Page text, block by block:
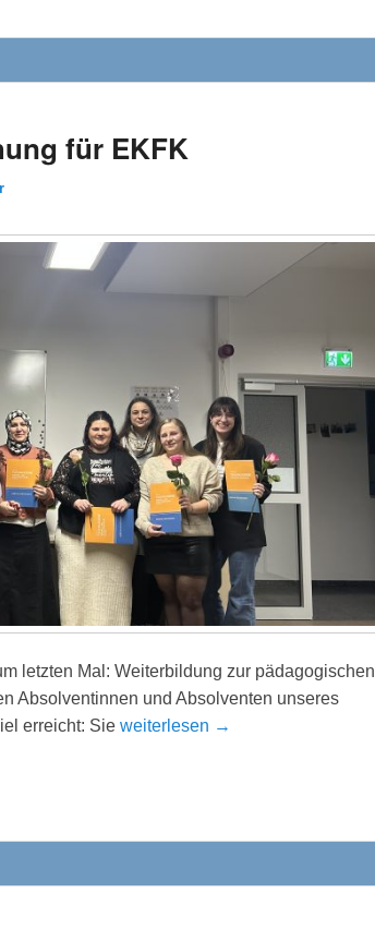
für EKFK
letzten Mal: Weiterbildung zur pädagogischen
Absolventinnen und Absolventen unseres
erreicht: Sie weiterlesen →